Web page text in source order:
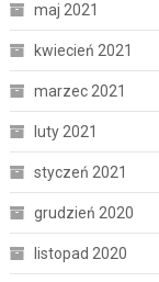
maj 2021
kwiecień 2021
marzec 2021
luty 2021
styczeń 2021
grudzień 2020
listopad 2020